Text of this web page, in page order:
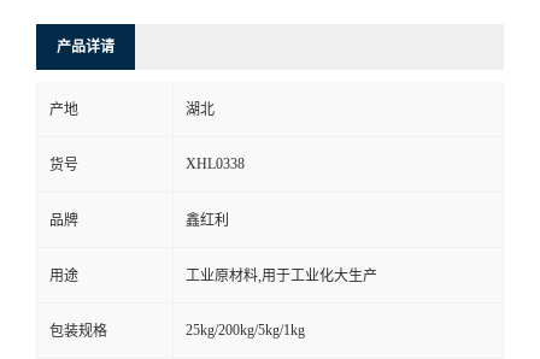
产品详请
产地 湖北
货号 XHL0338
品牌 鑫红利
用途 工业原材料,用于工业化大生产
包装规格 25kg/200kg/5kg/1kg